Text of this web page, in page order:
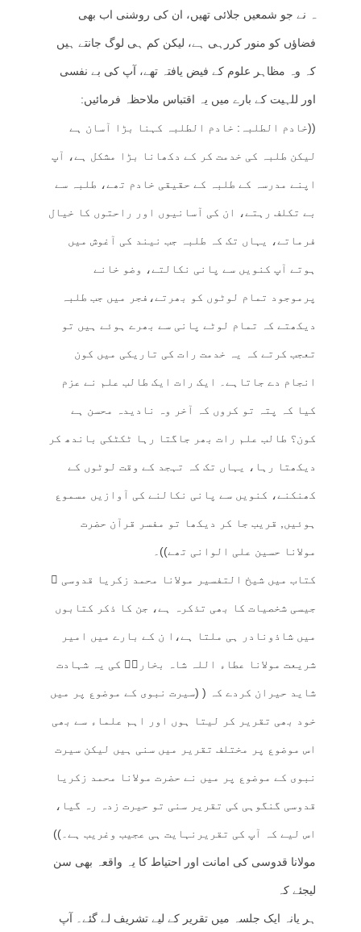
ہ نے جو شمعیں جلائی تھیں، ان کی روشنی اب بھی
فضاؤں کو منور کررہی ہے، لیکن کم ہی لوگ جانتے ہیں
کہ وہ مظاہر علوم کے فیض یافتہ تھے، آپ کی بے نفسی
اور للہیت کے بارے میں یہ اقتباس ملاحظہ فرمائیں:
((خادم الطلبہ: خادم الطلبہ کہنا بڑا آسان ہے
لیکن طلبہ کی خدمت کر کے دکھانا بڑا مشکل ہے، آپ
اپنے مدرسہ کے طلبہ کے حقیقی خادم تھے، طلبہ سے
بے تکلف رہتے، ان کی آسانیوں اور راحتوں کا خیال
فرماتے، یہاں تک کہ طلبہ جب نیند کی آغوش میں
ہوتے آپ کنویں سے پانی نکالتے، وضو خانے
پرموجود تمام لوٹوں کو بھرتے،فجر میں جب طلبہ
دیکھتے کہ تمام لوٹے پانی سے بھرے ہوئے ہیں تو
تعجب کرتے کہ یہ خدمت رات کی تاریکی میں کون
انجام دے جاتاہے۔ ایک رات ایک طالب علم نے عزم
کیا کہ پتہ تو کروں کہ آخر وہ نادیدہ محسن ہے
کون؟ طالب علم رات بھر جاگتا رہا ٹکٹکی باندھ کر
دیکھتا رہا، یہاں تک کہ تہجد کے وقت لوٹوں کے
کھنکنے، کنویں سے پانی نکالنے کی آوازیں مسموع
ہوئیں, قریب جا کر دیکھا تو مفسر قرآن حضرت
مولانا حسین علی الوانی تھے))۔
کتاب میں شیخ التفسیر مولانا محمد زکریا قدوسی ؒ
جیسی شخصیات کا بھی تذکرہ ہے، جن کا ذکر کتابوں
میں شاذونادر ہی ملتا ہے،ا ن کے بارے میں امیر
شریعت مولانا عطاء اللہ شاہ بخاریؒ کی یہ شہادت
شاید حیران کردے کہ ( (سیرت نبوی کے موضوع پر میں
خود بھی تقریر کر لیتا ہوں اور اہم علماء سے بھی
اس موضوع پر مختلف تقریر میں سنی ہیں لیکن سیرت
نبوی کے موضوع پر میں نے حضرت مولانا محمد زکریا
قدوسی گنگوہی کی تقریر سنی تو حیرت زدہ رہ گیا،
اس لیے کہ آپ کی تقریرنہایت ہی عجیب وغریب ہے۔))
مولانا قدوسی کی امانت اور احتیاط کا یہ واقعہ بھی سن
لیجئے کہ
ہر یانہ ایک جلسہ میں تقریر کے لیے تشریف لے گئے۔ آپ